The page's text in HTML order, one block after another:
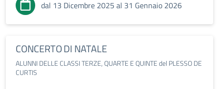
dal 13 Dicembre 2025 al 31 Gennaio 2026
CONCERTO DI NATALE
ALUNNI DELLE CLASSI TERZE, QUARTE E QUINTE del PLESSO DE
CURTIS